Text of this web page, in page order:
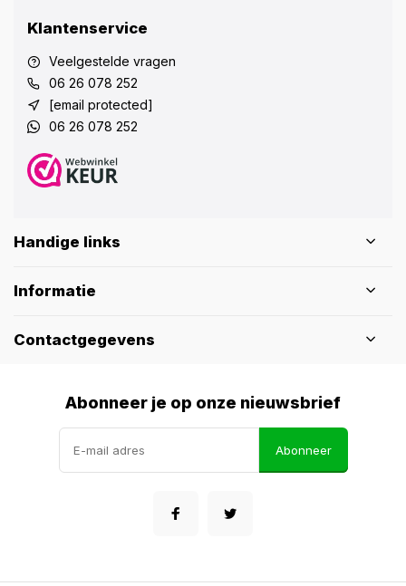
Klantenservice
Veelgestelde vragen
06 26 078 252
[email protected]
06 26 078 252
Handige links
Informatie
Contactgegevens
Abonneer je op onze nieuwsbrief
Abonneer